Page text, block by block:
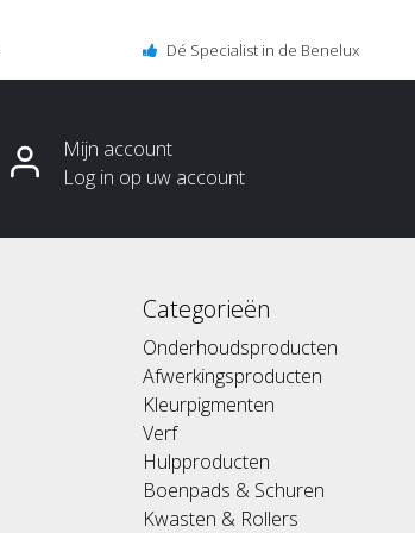
Dé Specialist in de Benelux
Mijn account
Log in op uw account
Categorieën
Onderhoudsproducten
Afwerkingsproducten
Kleurpigmenten
Verf
Hulpproducten
Boenpads & Schuren
Kwasten & Rollers